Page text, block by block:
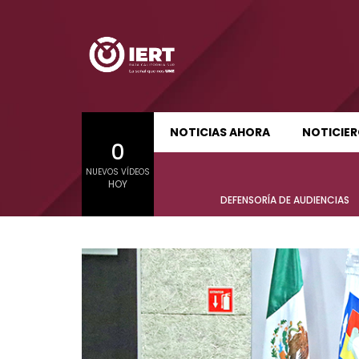
0
NUEVOS VÍDEOS
HOY
NOTICIAS AHORA
SUDCALIFORNIA HOY EDICIÓN MATUTINA
Sudcalifornia Hoy edición matutina
DEFENSORÍA DE AUDIENCIAS
01:24:11
Sudcalifornia Hoy edición matutina